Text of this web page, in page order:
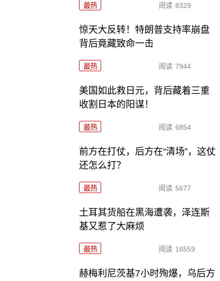
最热 阅读 8329
惊天大反转！特朗普支持率崩盘
背后竟藏致命一击
最热 阅读 7944
美国如此救日元，背后藏着三重
收割日本的阳谋！
最热 阅读 6854
前方在打仗，后方在“清场”，这仗
还怎么打？
最热 阅读 5677
土耳其货船在黑海遭袭，泽连斯
基又惹了大麻烦
最热 阅读 16559
赫梅利尼茨基7小时殉爆，乌后方